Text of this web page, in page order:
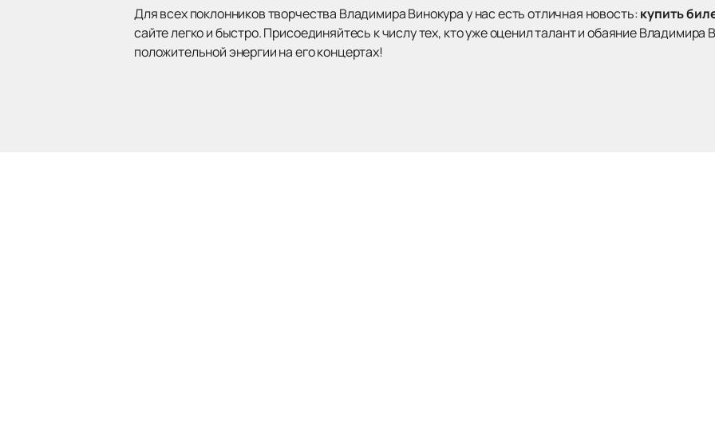
Для всех поклонников творчества Владимира Винокура у нас есть отличная новость:купить
сайте легко и быстро. Присоединяйтесь к числу тех, кто уже оценил талант и обаяние Владимира
положительной энергии на его концертах!